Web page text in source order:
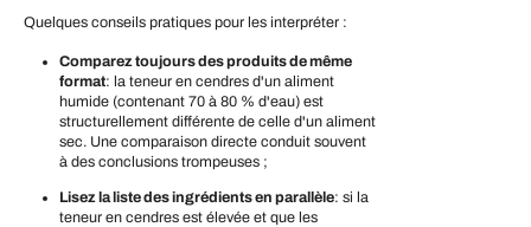
Quelques conseils pratiques pour les interpréter :
Comparez toujours des produits de même
format: la teneur en cendres d'un aliment
humide (contenant 70 à 80 % d'eau) est
structurellement différente de celle d'un aliment
sec. Une comparaison directe conduit souvent
à des conclusions trompeuses ;
Lisez la liste des ingrédients en parallèle: si la
teneur en cendres est élevée et que les